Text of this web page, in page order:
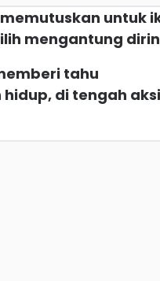
untuk
mengantung
tahu
di tengah